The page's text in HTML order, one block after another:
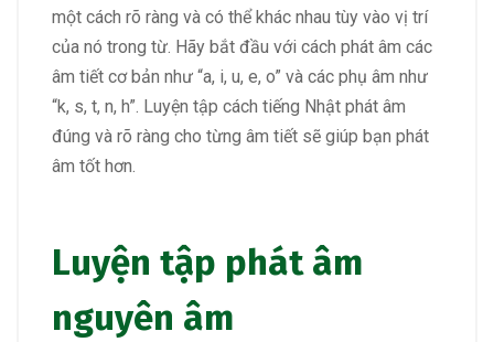
một cách rõ ràng và có thể khác nhau tùy vào vị trí
của nó trong từ. Hãy bắt đầu với cách phát âm các
âm tiết cơ bản như “a, i, u, e, o” và các phụ âm như
“k, s, t, n, h”. Luyện tập cách tiếng Nhật phát âm
đúng và rõ ràng cho từng âm tiết sẽ giúp bạn phát
âm tốt hơn.
Luyện tập phát âm
nguyên âm